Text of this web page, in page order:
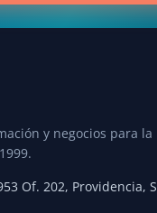
y negocios para
Of. 202, Providencia,